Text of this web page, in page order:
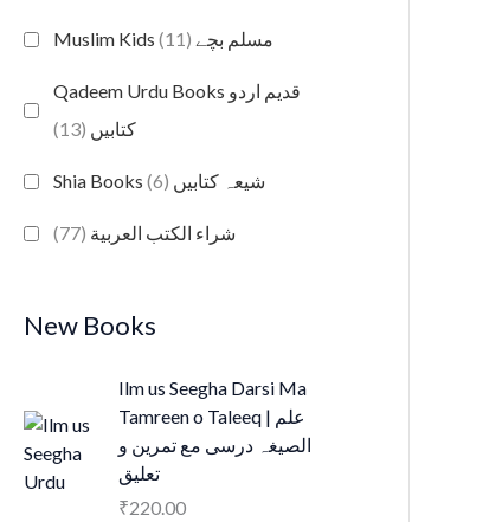
Muslim Kids مسلم بچے (11)
Qadeem Urdu Books قدیم اردو
کتابیں (13)
Shia Books شیعہ کتابیں (6)
شراء الكتب العربية (77)
New Books
Ilm us Seegha Darsi Ma
Tamreen o Taleeq | علم
الصیغہ درسی مع تمرین و
تعلیق
₹220.00